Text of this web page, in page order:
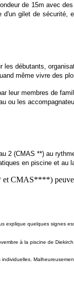
de 15m avec
gilet de
débutants,
même vivre des
leur membres de
ou les
2 (CMAS **) au
en piscine et au
CMAS****)
explique quelques signes
à la piscine de Diekirch.